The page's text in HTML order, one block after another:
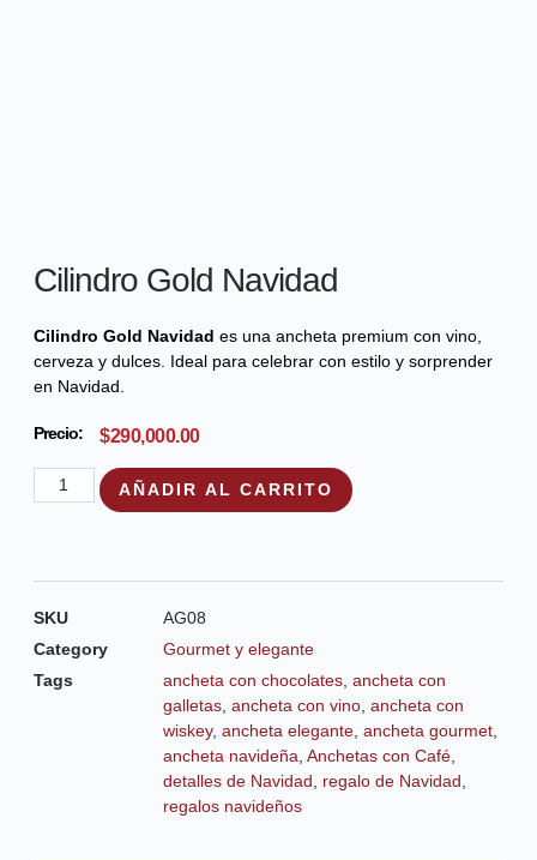
Cilindro Gold Navidad
Cilindro Gold Navidad es una ancheta premium con vino,
cerveza y dulces. Ideal para celebrar con estilo y sorprender
en Navidad.
Precio: $290,000.00
AÑADIR AL CARRITO
SKU
AG08
Category
Gourmet y elegante
Tags
ancheta con chocolates ancheta con
galletas ancheta con vino ancheta con
wiskey, ancheta elegante ancheta gourmet
ancheta navideña Anchetas con Café
detalles de Navidad
regalo de Navidad
regalos navideños